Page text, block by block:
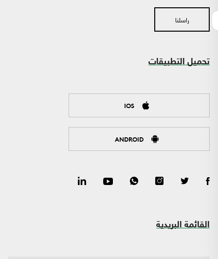
راسلنا
تحميل التطبيقات
IOS
ANDROID
القائمة البريدية